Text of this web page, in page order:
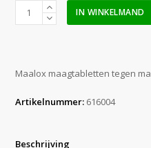
maagtabletten
IN WINKELMAND
Maalox maagtabletten tegen
Artikelnummer: 616004
Beschrijving